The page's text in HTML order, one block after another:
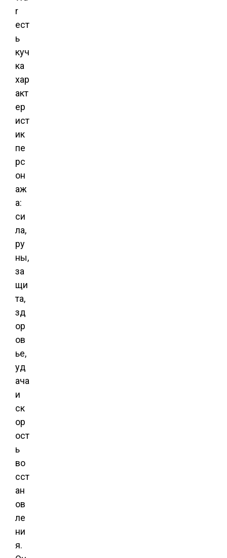
r
ест
ь
куч
ка
хар
акт
ер
ист
ик
пе
рс
он
аж
а:
си
ла,
ру
ны,
за
щи
та,
зд
ор
ов
ье,
уд
ача
и
ск
ор
ост
ь
во
сст
ан
ов
ле
ни
я.